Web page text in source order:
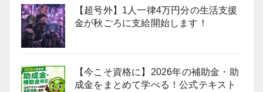
【超号外】1人一律4万円分の生活支援
金が秋ごろに支給開始します！
【今こそ資格に】2026年の補助金・助
成金をまとめて学べる！公式テキスト